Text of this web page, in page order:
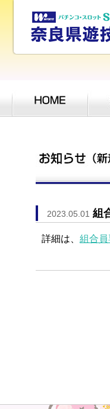
2023.05.01 組
詳細は、 組合